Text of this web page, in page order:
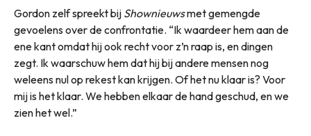
Gordon zelf spreekt bij Shownieuwsmet gemengde
gevoelens over de confrontatie. “Ik waardeer hem aan de
ene kant omdat hij ook recht voor z’n raap is, en dingen
zegt. Ik waarschuw hem dat hij bij andere mensen nog
weleens nul op rekest kan krijgen. Of het nu klaar is? Voor
mij is het klaar. We hebben elkaar de hand geschud, en we
zien het wel.”